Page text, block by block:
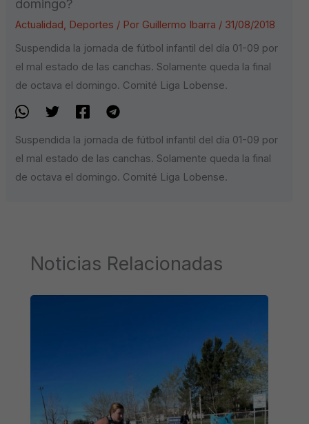
domingo?
Actualidad, Deportes / Por Guillermo Ibarra / 31/08/2018
Suspendida la jornada de fútbol infantil del día 01-09 por
el mal estado de las canchas. Solamente queda la final
de octava el domingo. Comité Liga Lobense.
Suspendida la jornada de fútbol infantil del día 01-09 por
el mal estado de las canchas. Solamente queda la final
de octava el domingo. Comité Liga Lobense.
Noticias Relacionadas